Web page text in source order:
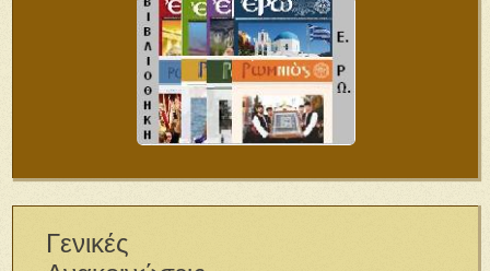
Γενικές